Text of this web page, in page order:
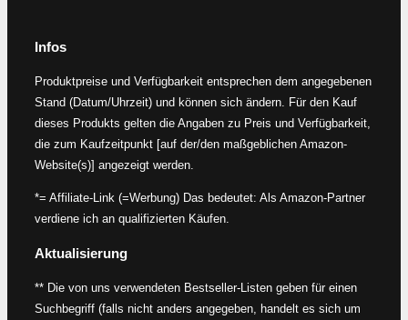
Infos
Produktpreise und Verfügbarkeit entsprechen dem angegebenen
Stand (Datum/Uhrzeit) und können sich ändern. Für den Kauf
dieses Produkts gelten die Angaben zu Preis und Verfügbarkeit,
die zum Kaufzeitpunkt [auf der/den maßgeblichen Amazon-
Website(s)] angezeigt werden.
*= Affiliate-Link (=Werbung) Das bedeutet: Als Amazon-Partner
verdiene ich an qualifizierten Käufen.
Aktualisierung
** Die von uns verwendeten Bestseller-Listen geben für einen
Suchbegriff (falls nicht anders angegeben, handelt es sich um